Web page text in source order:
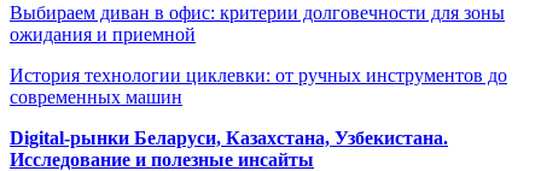
Выбираем диван в офис: критерии долговечности для зоны
ожидания и приемной
История технологии циклевки: от ручных инструментов до
современных машин
Digital-рынки Беларуси, Казахстана, Узбекистана.
Исследование и полезные инсайты